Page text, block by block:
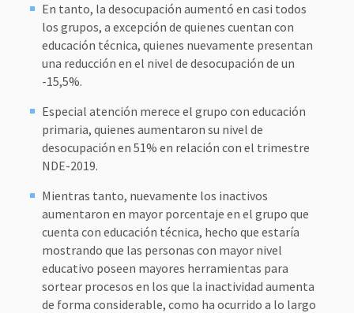
En tanto, la desocupación aumentó en casi todos
los grupos, a excepción de quienes cuentan con
educación técnica, quienes nuevamente presentan
una reducción en el nivel de desocupación de un
-15,5%.
Especial atención merece el grupo con educación
primaria, quienes aumentaron su nivel de
desocupación en 51% en relación con el trimestre
NDE-2019.
Mientras tanto, nuevamente los inactivos
aumentaron en mayor porcentaje en el grupo que
cuenta con educación técnica, hecho que estaría
mostrando que las personas con mayor nivel
educativo poseen mayores herramientas para
sortear procesos en los que la inactividad aumenta
de forma considerable, como ha ocurrido a lo largo